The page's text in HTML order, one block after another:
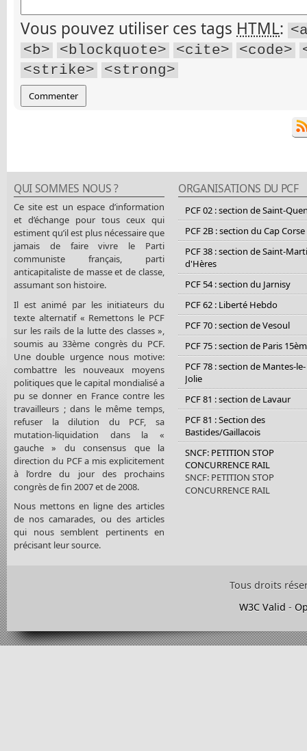
Vous pouvez utiliser ces tags HTML:
<b>
<blockquote> <cite> <code>
<strike>
<strong>
QUI SOMMES NOUS ?
Ce site est un espace d’information
et d’échange pour tous ceux qui
estiment qu’il est plus nécessaire que
jamais de faire vivre le Parti
communiste français, parti
anticapitaliste de masse et de classe,
assumant son histoire.
Il est animé par les initiateurs du
texte alternatif « Remettons le PCF
sur les rails de la lutte des classes »,
soumis au 33ème congrès du PCF.
Une double urgence nous motive:
combattre les nouveaux moyens
politiques que le capital mondialisé a
pu se donner en France contre les
travailleurs ; dans le même temps,
refuser la dilution du PCF, sa
mutation-liquidation dans la «
gauche » du consensus que la
direction du PCF a mis explicitement
à l’ordre du jour des prochains
congrès de fin 2007 et de 2008.
Nous mettons en ligne des articles
de nos camarades, ou des articles
qui nous semblent pertinents en
précisant leur source.
ORGANISATIONS DU PCF
PCF 02 : section de Saint-
PCF 2B : section du Cap Corse
PCF 38 : section de Saint-
d'Hères
PCF 54 : section du Jarnisy
PCF 62 : Liberté Hebdo
PCF 70 : section de Vesoul
PCF 75 : section de Paris
PCF 78 : section de Mantes-le-
Jolie
PCF 81 : section de Lavaur
PCF 81 : Section des
Bastides/Gaillacois
SNCF: PETITION STOP
CONCURRENCE RAIL
SNCF: PETITION STOP
CONCURRENCE RAIL
Tous droits
W3C Valid -